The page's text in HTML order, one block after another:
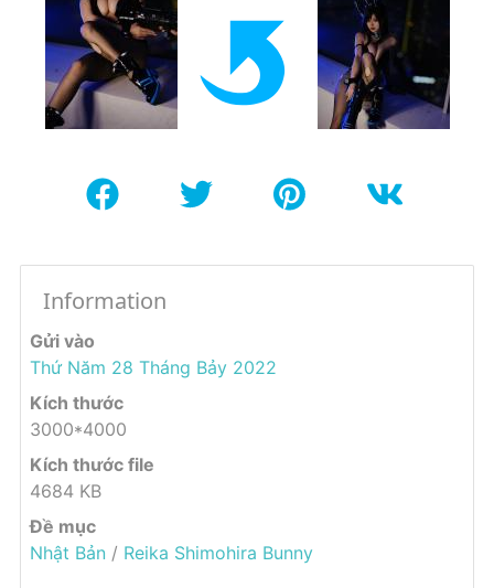
Information
Gửi vào
Thứ Năm 28 Tháng Bảy 2022
Kích thước
3000*4000
Kích thước file
4684 KB
Đề mục
Nhật Bản / Reika Shimohira Bunny